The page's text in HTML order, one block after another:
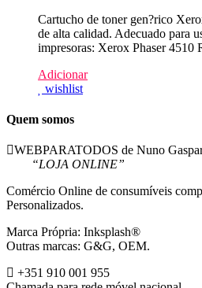
Cartucho de toner gen?rico
de alta calidad. Adecuado para
impresoras: Xerox Phaser 4510
Adicionar
wishlist
Quem somos
WEBPARATODOS de Nuno
“LOJA ONLINE”
Comércio Online de consumíveis
Personalizados.
Marca Própria: Inksplash®
Outras marcas: G&G, OEM.
+351 910 001 955